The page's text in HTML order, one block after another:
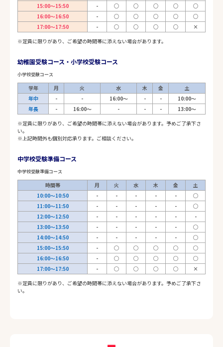
15:00～15:50
- ○ ○ ○ ○
○
16:00～16:50
- ○ ○ ○ ○
○
17:00～17:50
- ○ ○ ○ ○
×
※定員に限りがあり、ご希望の時間帯に添えない場合があります。
幼稚園受験コース・小学校受験コース
小学校受験コース
学年 月 火 水 木 金
土
年中
- - 16:00～ - -
10:00～
年長
- 16:00～ - - -
13:00～
※定員に限りがあり、ご希望の時間帯に添えない場合があります。予めご了承下さ
い。
※上記時間外も個別対応承ります。ご相談ください。
中学校受験準備コース
中学校受験準備コース
時間帯 月 火 水 木 金
土
10:00～10:50
- - - - -
◯
11:00～11:50
- - - - -
◯
12:00～12:50
- - - - -
-
13:00～13:50
- - - - -
◯
14:00～14:50
- - - - -
◯
15:00～15:50
- ◯ ◯ ◯ ◯
◯
16:00～16:50
- ◯ ◯ ◯ ◯
◯
17:00～17:50
- ◯ ◯ ◯ ◯
×
※定員に限りがあり、ご希望の時間帯に添えない場合があります。予めご了承下さ
い。